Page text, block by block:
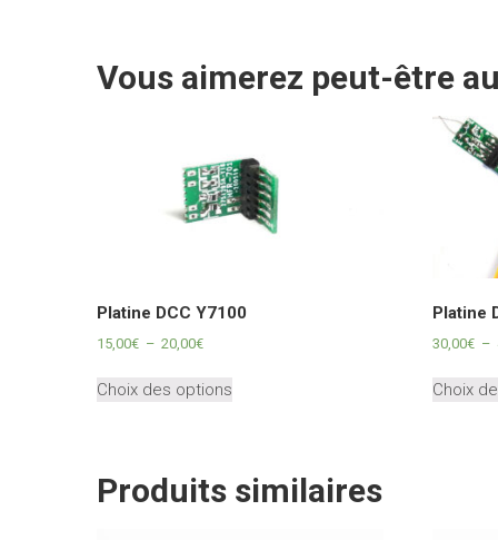
Vous aimerez peut-être
Platine DCC Y7100
15,00€ – 20,00€Plage
prix :
Choix des options
Les
Platine
30,00€ –
Choix
Produits similaires